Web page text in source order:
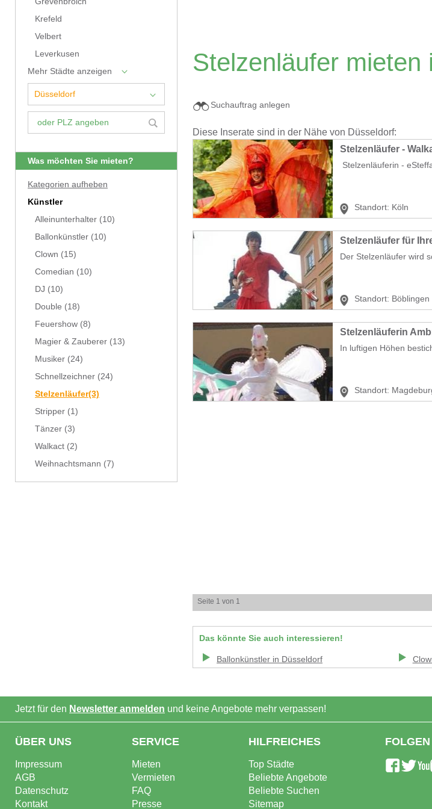
Krefeld
Velbert
Leverkusen
Mehr Städte anzeigen
Was möchten Sie mieten?
Kategorien aufheben
Künstler
Alleinunterhalter (10)
Ballonkünstler (10)
Clown (15)
Comedian (10)
DJ (10)
Double (18)
Feuershow (8)
Magier & Zauberer (13)
Musiker (24)
Schnellzeichner (24)
Stelzenläufer(3)
Stripper (1)
Tänzer (3)
Walkact (2)
Weihnachtsmann (7)
Stelzenläufer mieten
Suchauftrag anlegen
Diese Inserate sind in der Nähe von Düsseldorf:
Stelzenläufer -
Stelzenläuferin -
Standort: Köln
Stelzenläufer für
Der Stelzenläufer wird
Standort: Böblingen
Stelzenläuferin
In luftigen Höhen
Standort:
Seite 1 von 1
Das könnte Sie auch interessieren!
Ballonkünstler in Düsseldorf
Jetzt für den Newsletter anmelden und keine Angebote mehr verpassen!
ÜBER UNS
Impressum
AGB
Datenschutz
Kontakt
SERVICE
Mieten
Vermieten
FAQ
Presse
HILFREICHES
Top Städte
Beliebte Angebote
Beliebte Suchen
Sitemap